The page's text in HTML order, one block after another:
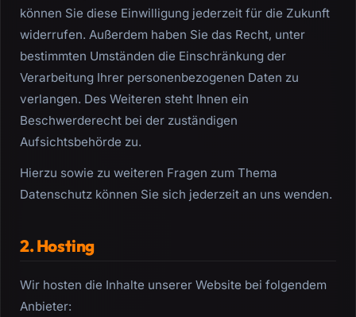
können Sie diese Einwilligung jederzeit für die Zukunft
widerrufen. Außerdem haben Sie das Recht, unter
bestimmten Umständen die Einschränkung der
Verarbeitung Ihrer personenbezogenen Daten zu
verlangen. Des Weiteren steht Ihnen ein
Beschwerderecht bei der zuständigen
Aufsichtsbehörde zu.
Hierzu sowie zu weiteren Fragen zum Thema
Datenschutz können Sie sich jederzeit an uns wenden.
2. Hosting
Wir hosten die Inhalte unserer Website bei folgendem
Anbieter: